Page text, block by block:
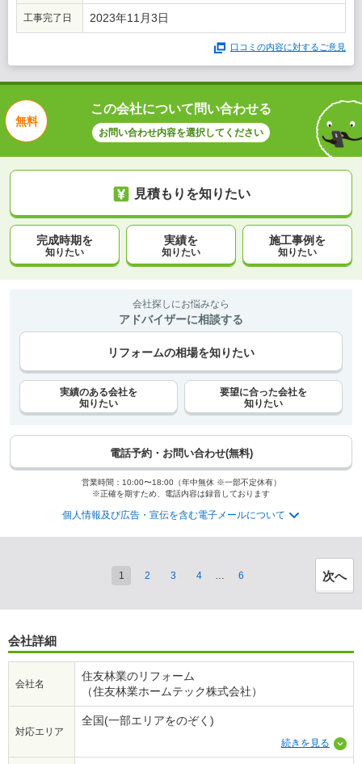
工事完了日 2023年11月3日
口コミの内容に対するご意見
無料
この会社について問い合わせる
お問い合わせ内容を選択してください
見積もりを知りたい
完成時期を
知りたい
実績を
知りたい
施工事例を
知りたい
会社探しにお悩みなら
アドバイザーに相談する
リフォームの相場を知りたい
実績のある会社を
知りたい
要望に合った会社を
知りたい
電話予約・お問い合わせ(無料)
営業時間：10:00〜18:00（年中無休 ※一部不定休有）
※正確を期すため、電話内容は録音しております
個人情報及び広告・宣伝を含む電子メールについて
1 2 3 4 … 6 次へ
会社詳細
会社名
住友林業のリフォーム
（住友林業ホームテック株式会社）
対応エリア
全国(一部エリアをのぞく)
続きを見る